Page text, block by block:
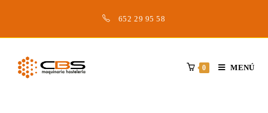
contenido
652 29 95 58
0 MENÚ